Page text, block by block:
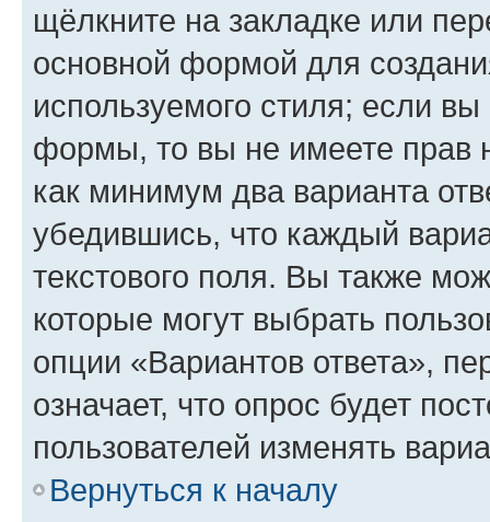
щёлкните на закладке или
основной формой для
используемого стиля; если
формы, то вы не имеете прав
как минимум два варианта
убедившись, что каждый
текстового поля. Вы также
которые могут выбрать
опции «Вариантов ответа»,
означает, что опрос будет
пользователей изменять
Вернуться к началу